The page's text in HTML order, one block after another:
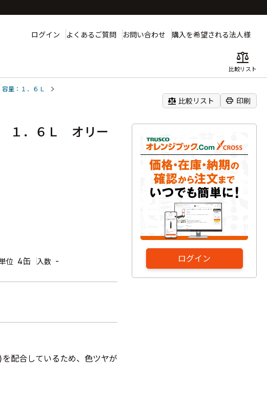
ログイン よくあるご質問 お問い合わせ 購入を希望される法人様
balance
比較リスト
量：１．６Ｌ
balance 比較リスト print 印刷
ログイン
１．６Ｌ オリー
位 4缶 入数 -
配合しているため、色ツヤが